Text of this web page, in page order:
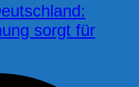
sorgt für